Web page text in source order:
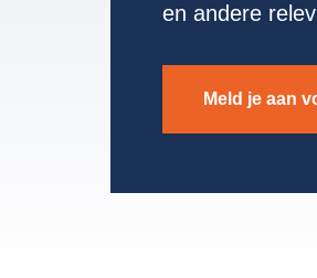
en andere
Meld je aan